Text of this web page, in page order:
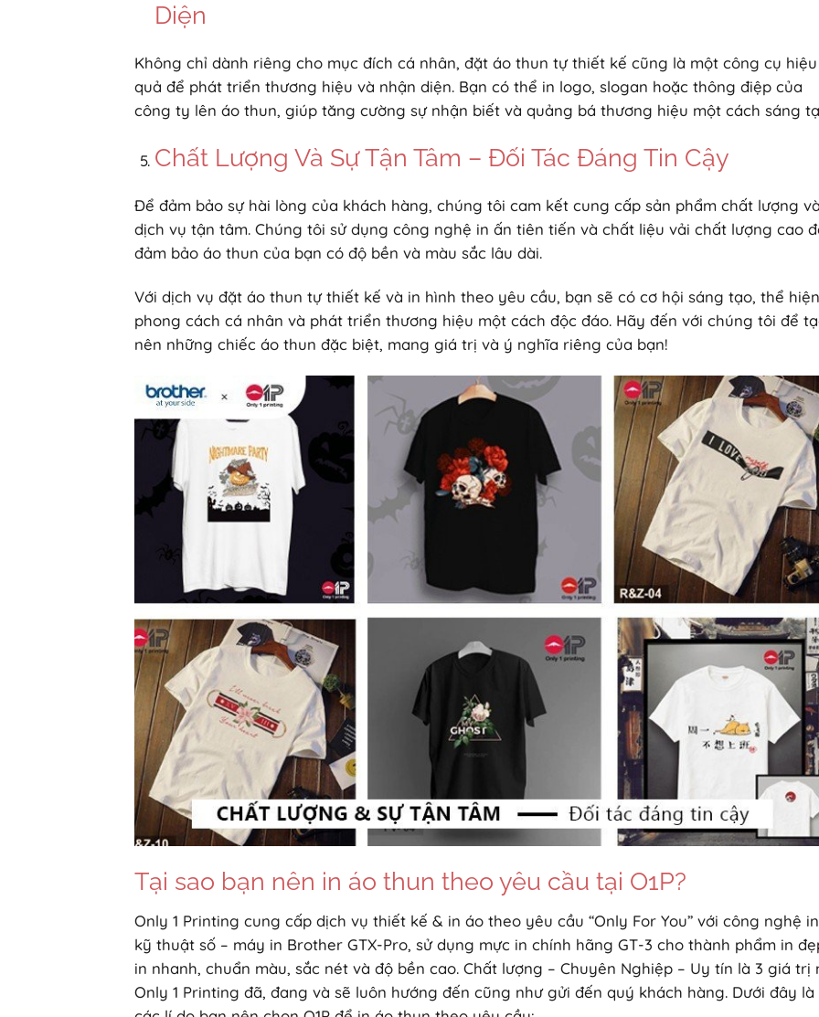
Diện
Không chỉ dành riêng cho mục đích cá nhân, đặt áo thun tự thiết kế cũng là một công cụ hiệu
quả để phát triển thương hiệu và nhận diện. Bạn có thể in logo, slogan hoặc thông điệp của
công ty lên áo thun, giúp tăng cường sự nhận biết và quảng bá thương hiệu một cách sáng
Chất Lượng Và Sự Tận Tâm – Đối Tác Đáng Tin Cậy
Để đảm bảo sự hài lòng của khách hàng, chúng tôi cam kết cung cấp sản phẩm chất lượng
dịch vụ tận tâm. Chúng tôi sử dụng công nghệ in ấn tiên tiến và chất liệu vải chất lượng cao
đảm bảo áo thun của bạn có độ bền và màu sắc lâu dài.
Với dịch vụ đặt áo thun tự thiết kế và in hình theo yêu cầu, bạn sẽ có cơ hội sáng tạo, thể hiện
phong cách cá nhân và phát triển thương hiệu một cách độc đáo. Hãy đến với chúng tôi để
nên những chiếc áo thun đặc biệt, mang giá trị và ý nghĩa riêng của bạn!
Tại sao bạn nên in áo thun theo yêu cầu tại O1P?
Only 1 Printing cung cấp dịch vụ thiết kế & in áo theo yêu cầu “Only For You” với công nghệ in
kỹ thuật số – máy in Brother GTX-Pro, sử dụng mực in chính hãng GT-3 cho thành phẩm in
in nhanh, chuẩn màu, sắc nét và độ bền cao. Chất lượng – Chuyên Nghiệp – Uy tín là 3 giá trị
Only 1 Printing đã, đang và sẽ luôn hướng đến cũng như gửi đến quý khách hàng. Dưới đây là